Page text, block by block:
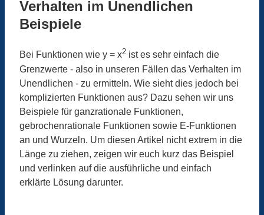
Verhalten im Unendlichen
Beispiele
Bei Funktionen wie y = x2 ist es sehr einfach die
Grenzwerte - also in unseren Fällen das Verhalten im
Unendlichen - zu ermitteln. Wie sieht dies jedoch bei
komplizierten Funktionen aus? Dazu sehen wir uns
Beispiele für ganzrationale Funktionen,
gebrochenrationale Funktionen sowie E-Funktionen
an und Wurzeln. Um diesen Artikel nicht extrem in die
Länge zu ziehen, zeigen wir euch kurz das Beispiel
und verlinken auf die ausführliche und einfach
erklärte Lösung darunter.